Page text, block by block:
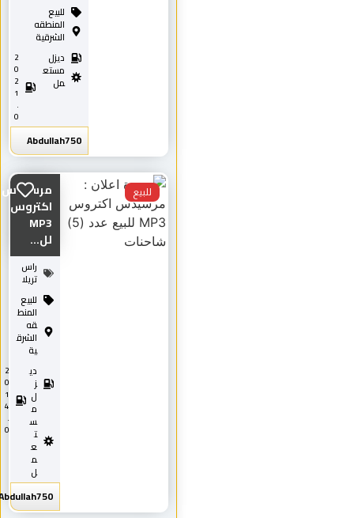
للبيع
المنطقه
الشرقية
ديزل
مستع
مل
2
2
Abdullah750
مرسيدس
اكتروس
MP3
لل...
راس
تريلا
للبيع
المنط
قه
الشرق
ية
دي
ل
م
س
ع
م
ل
2
Abdullah750
للبيع